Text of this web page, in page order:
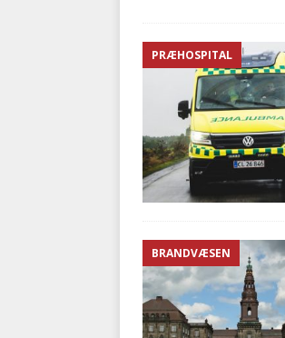
PRÆHOSPITAL
BRANDVÆSEN